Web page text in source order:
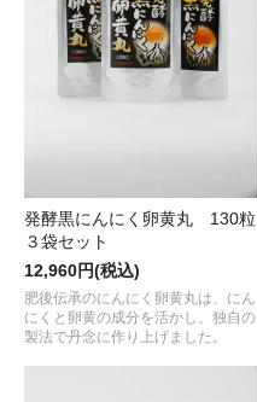
発酵黒にんにく卵黄丸 130粒
３袋セット
12,960円(税込)
肥後伝承のにんにく卵黄丸は、にん
にくと卵黄の成分を活かし、独自の
製法で丹念に作り上げました。